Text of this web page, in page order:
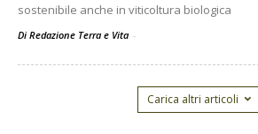
sostenibile anche in viticoltura biologica
Di Redazione Terra e Vita -
Carica altri articoli